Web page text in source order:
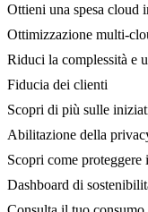
Ottieni una spesa cloud
Ottimizzazione multi-
Riduci la complessità e
Fiducia dei clienti
Scopri di più sulle
Abilitazione della
Scopri come
Dashboard di